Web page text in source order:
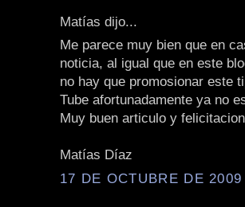
Matías dijo...
Me parece muy bien que en
noticia, al igual que en este
no hay que promosionar este
Tube afortunadamente ya no
Muy buen articulo y
Matías Díaz
17 DE OCTUBRE DE